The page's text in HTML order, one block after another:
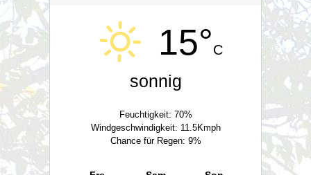
15°C
sonnig
Feuchtigkeit: 70%
Windgeschwindigkeit: 11.5Kmph
Chance für Regen: 9%